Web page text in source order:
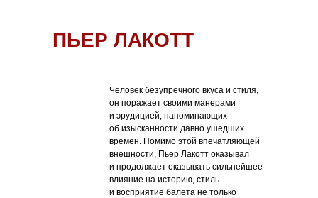
ПЬЕР ЛАКОТТ
Человек безупречного вкуса и стиля,
он поражает своими манерами
и эрудицией, напоминающих
об изысканности давно ушедших
времен. Помимо этой впечатляющей
внешности, Пьер Лакотт оказывал
и продолжает оказывать сильнейшее
влияние на историю, стиль
и восприятие балета не только